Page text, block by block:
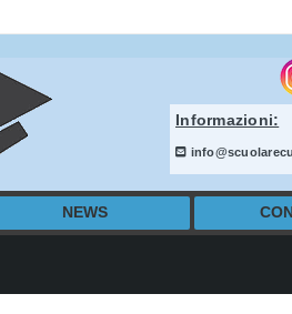
Informazioni:
NEWS